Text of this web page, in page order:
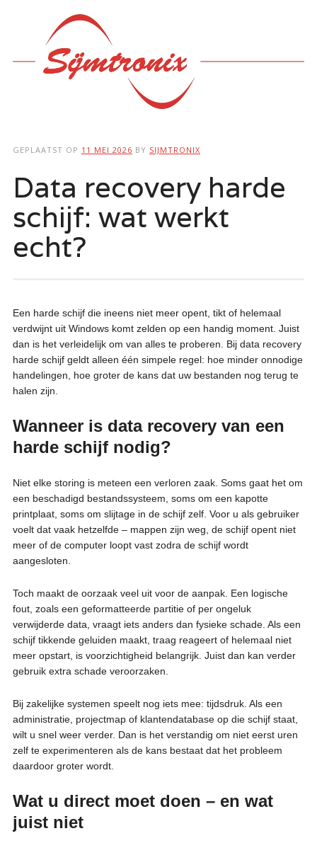
Hoofdmenu
GEPLAATST OP 11 MEI 2026 BY SIJMTRONIX
Data recovery harde
schijf: wat werkt
echt?
Een harde schijf die ineens niet meer opent, tikt of helemaal
verdwijnt uit Windows komt zelden op een handig moment. Juist
dan is het verleidelijk om van alles te proberen. Bij data recovery
harde schijf geldt alleen één simpele regel: hoe minder onnodige
handelingen, hoe groter de kans dat uw bestanden nog terug te
halen zijn.
Wanneer is data recovery van een
harde schijf nodig?
Niet elke storing is meteen een verloren zaak. Soms gaat het om
een beschadigd bestandssysteem, soms om een kapotte
printplaat, soms om slijtage in de schijf zelf. Voor u als gebruiker
voelt dat vaak hetzelfde – mappen zijn weg, de schijf opent niet
meer of de computer loopt vast zodra de schijf wordt
aangesloten.
Toch maakt de oorzaak veel uit voor de aanpak. Een logische
fout, zoals een geformatteerde partitie of per ongeluk
verwijderde data, vraagt iets anders dan fysieke schade. Als een
schijf tikkende geluiden maakt, traag reageert of helemaal niet
meer opstart, is voorzichtigheid belangrijk. Juist dan kan verder
gebruik extra schade veroorzaken.
Bij zakelijke systemen speelt nog iets mee: tijdsdruk. Als een
administratie, projectmap of klantendatabase op die schijf staat,
wilt u snel weer verder. Dan is het verstandig om niet eerst uren
zelf te experimenteren als de kans bestaat dat het probleem
daardoor groter wordt.
Wat u direct moet doen – en wat
juist niet